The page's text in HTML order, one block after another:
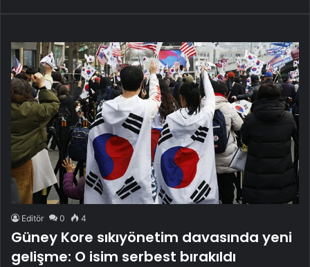
Editör 0 4
Güney Kore sıkıyönetim davasında yeni
gelişme: O isim serbest bırakıldı